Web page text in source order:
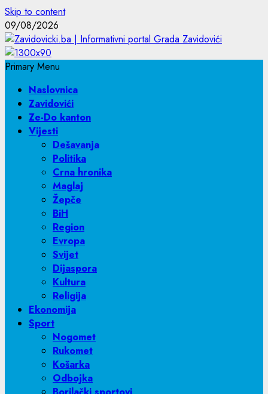
Skip to content
09/08/2026
Primary Menu
Naslovnica
Zavidovići
Ze-Do kanton
Vijesti
Dešavanja
Politika
Crna hronika
Maglaj
Žepče
BiH
Region
Evropa
Svijet
Dijaspora
Kultura
Religija
Ekonomija
Sport
Nogomet
Rukomet
Košarka
Odbojka